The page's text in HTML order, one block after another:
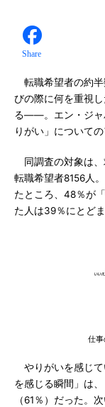
Share
転職希望者の約半
びの際に何を重視
る――。エン・ジャ
りがい」について
同調査の対象は、
転職希望者8156人
たところ、48％が
た人は39％にとどま
仕事
やりがいを感じて
を感じる瞬間」は
（61％）だった。